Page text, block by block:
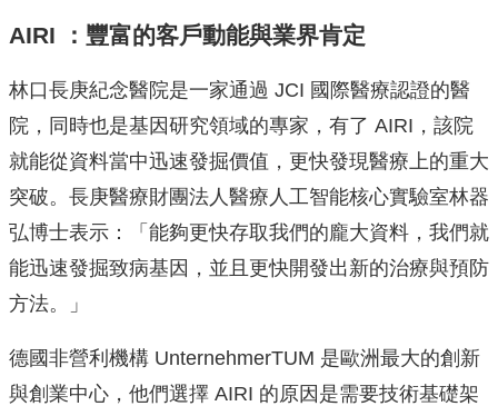
AIRI ：豐富的客戶動能與業界肯定
林口長庚紀念醫院是一家通過 JCI 國際醫療認證的醫
院，同時也是基因研究領域的專家，有了 AIRI，該院
就能從資料當中迅速發掘價值，更快發現醫療上的重大
突破。長庚醫療財團法人醫療人工智能核心實驗室林器
弘博士表示：「能夠更快存取我們的龐大資料，我們就
能迅速發掘致病基因，並且更快開發出新的治療與預防
方法。」
德國非營利機構 UnternehmerTUM 是歐洲最大的創新
與創業中心，他們選擇 AIRI 的原因是需要技術基礎架